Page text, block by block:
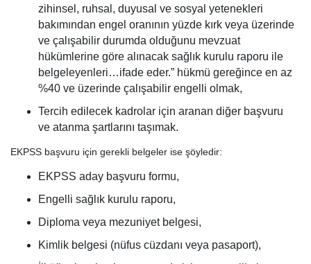
zihinsel, ruhsal, duyusal ve sosyal yetenekleri
bakımından engel oranının yüzde kırk veya üzerinde
ve çalışabilir durumda olduğunu mevzuat
hükümlerine göre alınacak sağlık kurulu raporu ile
belgeleyenleri…ifade eder.” hükmü gereğince en az
%40 ve üzerinde çalışabilir engelli olmak,
Tercih edilecek kadrolar için aranan diğer başvuru
ve atanma şartlarını taşımak.
EKPSS başvuru için gerekli belgeler ise şöyledir:
EKPSS aday başvuru formu,
Engelli sağlık kurulu raporu,
Diploma veya mezuniyet belgesi,
Kimlik belgesi (nüfus cüzdanı veya pasaport),